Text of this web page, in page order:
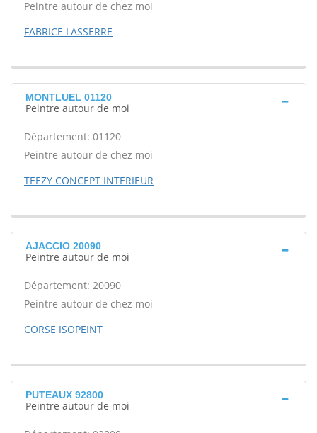
Peintre autour de chez moi
FABRICE LASSERRE
MONTLUEL 01120
Peintre autour de moi
Département: 01120
Peintre autour de chez moi
TEEZY CONCEPT INTERIEUR
AJACCIO 20090
Peintre autour de moi
Département: 20090
Peintre autour de chez moi
CORSE ISOPEINT
PUTEAUX 92800
Peintre autour de moi